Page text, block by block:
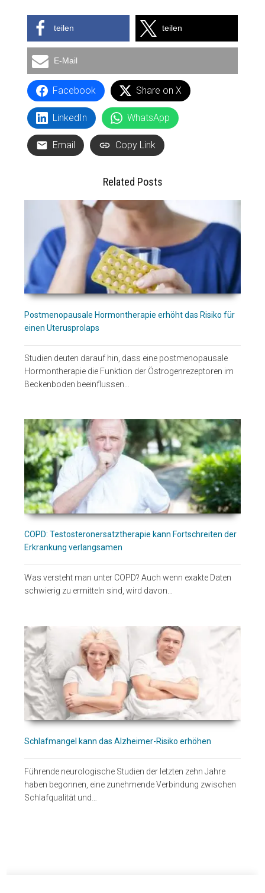
teilen teilen
E-Mail
Facebook Share on X
LinkedIn WhatsApp
Email Copy Link
Related Posts
Postmenopausale Hormontherapie erhöht das Risiko für
einen Uterusprolaps
Studien deuten darauf hin, dass eine postmenopausale
Hormontherapie die Funktion der Östrogenrezeptoren im
Beckenboden beeinflussen…
COPD: Testosteronersatztherapie kann Fortschreiten der
Erkrankung verlangsamen
Was versteht man unter COPD? Auch wenn exakte Daten
schwierig zu ermitteln sind, wird davon…
Schlafmangel kann das Alzheimer-Risiko erhöhen
Führende neurologische Studien der letzten zehn Jahre
haben begonnen, eine zunehmende Verbindung zwischen
Schlafqualität und…